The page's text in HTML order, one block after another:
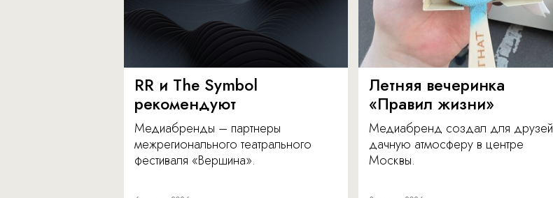
RR и The Symbol
рекомендуют
Медиабренды – партнеры
межрегионального театрального
фестиваля «Вершина».
Летняя вечеринка
«Правил жизни»
Медиабренд создал для друзей
дачную атмосферу в центре
Москвы.